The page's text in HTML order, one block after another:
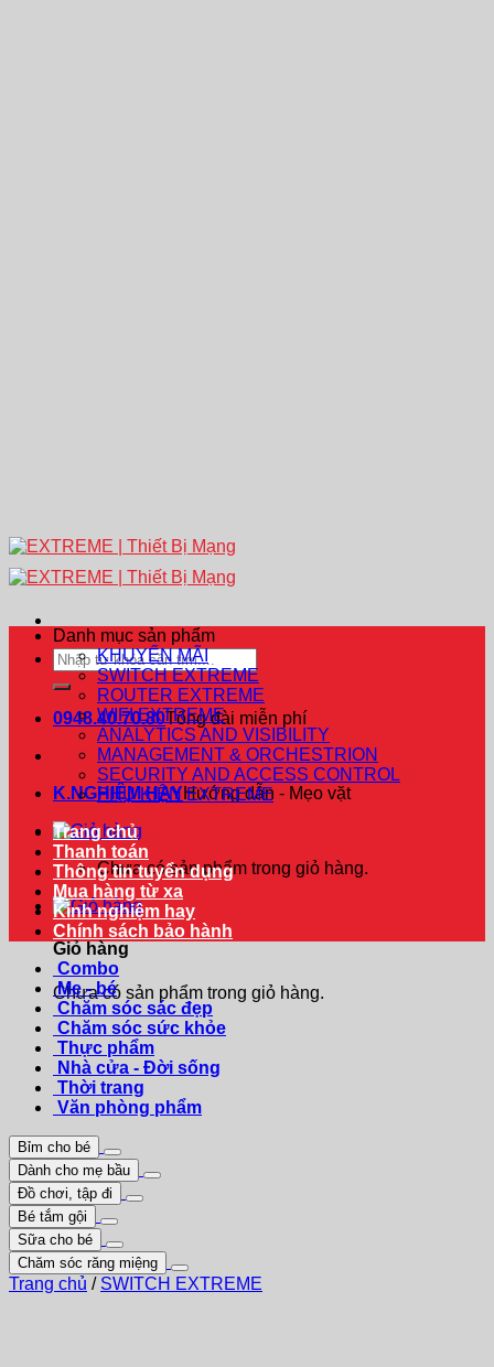
Tìm
kiếm:
0948.40.70.80Tổng đài miễn phí
K.NGHIỆM HAYHướng dẫn - Mẹo vặt
Chưa có sản phẩm trong giỏ hàng.
Giỏ hàng
Chưa có sản phẩm trong giỏ hàng.
Danh mục sản phẩm
KHUYẾN MÃI
SWITCH EXTREME
ROUTER EXTREME
WIFI EXTREME
ANALYTICS AND VISIBILITY
MANAGEMENT & ORCHESTRION
SECURITY AND ACCESS CONTROL
PHỤ KIỆN EXTREME
Trang chủ
Thanh toán
Thông tin tuyển dụng
Mua hàng từ xa
Kinh nghiệm hay
Chính sách bảo hành
Combo
Mẹ - bé
Chăm sóc sác đẹp
Chăm sóc sức khỏe
Thực phẩm
Nhà cửa - Đời sống
Thời trang
Văn phòng phẩm
Bỉm cho bé
Dành cho mẹ bầu
Đồ chơi, tập đi
Bé tắm gội
Sữa cho bé
Chăm sóc răng miệng
Trang chủ / SWITCH EXTREME